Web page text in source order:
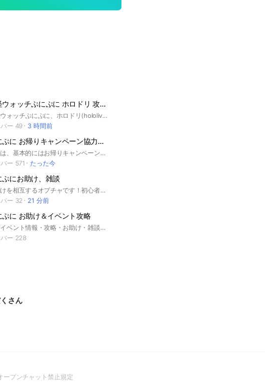
妖怪ウォッチぷにぷに ホロドリ 攻略談義オプ
妖怪ウォッチぷにぷに、ホロドリ(hololive Dreams)の攻略談義、雑談オプです。 初心者〜上級者までどなたでもどうぞ。 入室後、挨拶と大事なノートの確認をお願いいたします (ぷにぷには、BOX貼り付け前提ですのでお願いします) ⚠️不正(チート、アカウント売買)関係はお断り⚠️ #ホロドリ #ホロライブ ドリームス #hololive Dreams #妖怪ウォッチ #妖怪ウォッチぷにぷに #ぷにぷに #お助け #攻略 #雑談
バー 49
3 時間前
ぷにぷに お帰りキャンペーン協力隊&お助け隊
ここは、基本的にはお帰りキャンペーンをみんなでするところです！もちろんみんなでお助けし合うところでもあります！(初心者～ガチ勢、無課金～重課金)誰でもオッケーです！ぷにぷにをみんなで盛り上げて行こうー！
バー 571
たった今
ぷにお助け、雑談
お助けを相互するオプチャです！初心者さん大歓迎！雑談もありです！リークもあり！#ぷにぷに、#ぷにぷにお助け、#ぷにぷに雑談
バー 32
21 分前
ぷに お助け＆イベント攻略
最新イベント情報・攻略・お助け・雑談・スコアタ等のぷにぷに総合オープンチャットです❗️初心者～上級者まで様々な人がいるのでぜひ参加お願いします！ #ぷにぷに #このすば #雑談 #妖怪ウォッチ #おかえりキャンペーン #妖怪ウォッチぷにぷに #妖怪ウォッチバスターズ #ぷにぷにお助け #ぷにぷに雑談 #ぷにぷに配信 #ティックトック #YouTube #TikTok #ぷにぷに攻略
バー 228
さん
ープンチャット禁止規定(Open